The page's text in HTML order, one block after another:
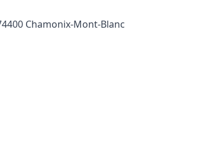
Chamonix-Mont-Blanc